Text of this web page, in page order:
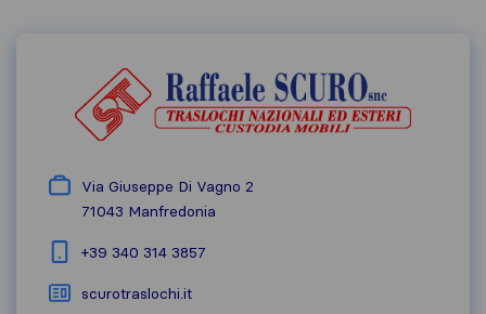
Via Giuseppe Di Vagno 2
71043 Manfredonia
+39 340 314 3857
scurotraslochi.it